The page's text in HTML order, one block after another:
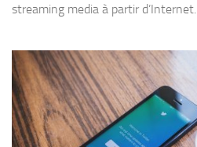
streaming media à partir d’Internet....